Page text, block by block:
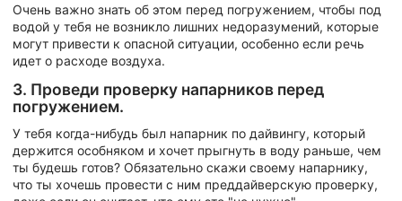
Очень важно знать об этом перед погружением, чтобы под
водой у тебя не возникло лишних недоразумений, которые
могут привести к опасной ситуации, особенно если речь
идет о расходе воздуха.
3. Проведи проверку напарников перед
погружением.
У тебя когда-нибудь был напарник по дайвингу, который
держится особняком и хочет прыгнуть в воду раньше, чем
ты будешь готов? Обязательно скажи своему напарнику,
что ты хочешь провести с ним преддайверскую проверку,